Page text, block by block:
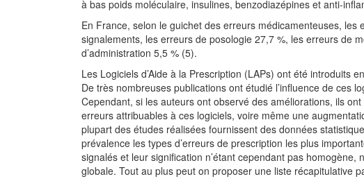
à bas poids moléculaire, insulines, benzodiazépines et anti-
En France, selon le guichet des erreurs médicamenteuses,
signalements, les erreurs de posologie 27,7 %, les erreurs de
d’administration 5,5 % (5).
Les Logiciels d’Aide à la Prescription (LAPs) ont été introduits
De très nombreuses publications ont étudié l’influence de ces
Cependant, si les auteurs ont observé des améliorations, ils
erreurs attribuables à ces logiciels, voire même une
plupart des études réalisées fournissent des données
prévalence les types d’erreurs de prescription les plus
signalés et leur signification n’étant cependant pas homogène,
globale. Tout au plus peut on proposer une liste récapitulative